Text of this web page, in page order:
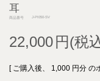
耳
商品番号 J-PI050-SV
22,000
[ ご購入後、 1,000 円分 の